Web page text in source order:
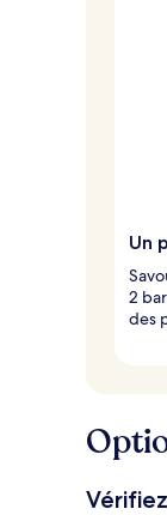
Un
2
des